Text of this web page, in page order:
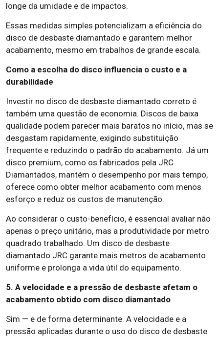
longe da umidade e de impactos.
Essas medidas simples potencializam a eficiência do
disco de desbaste diamantado e garantem melhor
acabamento, mesmo em trabalhos de grande escala.
Como a escolha do disco influencia o custo e a
durabilidade
Investir no disco de desbaste diamantado correto é
também uma questão de economia. Discos de baixa
qualidade podem parecer mais baratos no início, mas se
desgastam rapidamente, exigindo substituição
frequente e reduzindo o padrão do acabamento. Já um
disco premium, como os fabricados pela JRC
Diamantados, mantém o desempenho por mais tempo,
oferece como obter melhor acabamento com menos
esforço e reduz os custos de manutenção.
Ao considerar o custo-benefício, é essencial avaliar não
apenas o preço unitário, mas a produtividade por metro
quadrado trabalhado. Um disco de desbaste
diamantado JRC garante mais metros de acabamento
uniforme e prolonga a vida útil do equipamento.
5. A velocidade e a pressão de desbaste afetam o
acabamento obtido com disco diamantado
Sim — e de forma determinante. A velocidade e a
pressão aplicadas durante o uso do disco de desbaste